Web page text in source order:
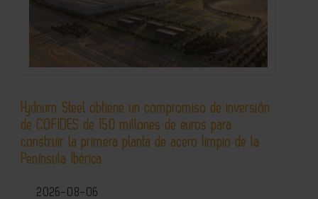
Hydnum Steel obtiene un compromiso de inversión
de COFIDES de 150 millones de euros para
construir la primera planta de acero limpio de la
Península Ibérica
2026-08-06